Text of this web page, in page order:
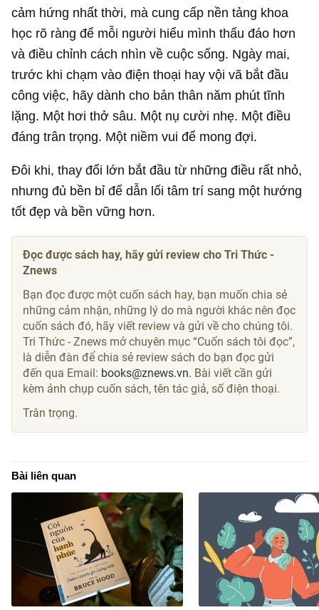
cảm hứng nhất thời, mà cung cấp nền tảng khoa
học rõ ràng để mỗi người hiểu mình thấu đáo hơn
và điều chỉnh cách nhìn về cuộc sống. Ngày mai,
trước khi chạm vào điện thoại hay vội vã bắt đầu
công việc, hãy dành cho bản thân năm phút tĩnh
lặng. Một hơi thở sâu. Một nụ cười nhẹ. Một điều
đáng trân trọng. Một niềm vui để mong đợi.
Đôi khi, thay đổi lớn bắt đầu từ những điều rất nhỏ,
nhưng đủ bền bỉ để dẫn lối tâm trí sang một hướng
tốt đẹp và bền vững hơn.
Đọc được sách hay, hãy gửi review cho Tri Thức -
Znews
Bạn đọc được một cuốn sách hay, bạn muốn chia sẻ
những cảm nhận, những lý do mà người khác nên đọc
cuốn sách đó, hãy viết review và gửi về cho chúng tôi.
Tri Thức - Znews mở chuyên mục “Cuốn sách tôi đọc”,
là diễn đàn để chia sẻ review sách do bạn đọc gửi
đến qua Email: books@znews.vn. Bài viết cần gửi
kèm ảnh chụp cuốn sách, tên tác giả, số điện thoại.
Trân trọng.
Bài liên quan